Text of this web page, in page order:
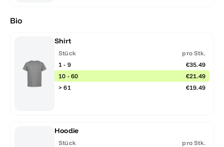
Bio
Shirt
Stück
pro Stk.
1 - 9
€35.49
10 - 60
€21.49
> 61
€19.49
Hoodie
Stück
pro Stk.